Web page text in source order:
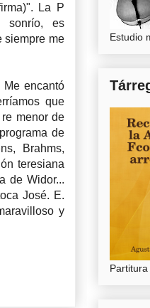
La P
sonrío, es
siempre me
Me encantó
que
menor de
de
Brahms,
teresiana
de Widor...
José. E.
y
Estudio
Partitura